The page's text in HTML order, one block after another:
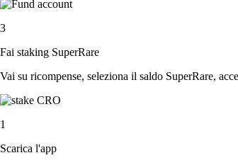
3
Fai staking SuperRare
Vai su ricompense, seleziona il saldo SuperRare,
1
Scarica l'app